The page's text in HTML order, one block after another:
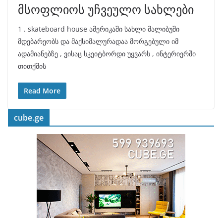
მსოფლიოს უჩვეულო სახლები
1 . skateboard house ამერიკაში სახლი მალიბუში
მდებარეობს და მაქსიმალურადაა მორგებული იმ
ადამიანებზე , ვისაც სკეიტბორდი უყვარს , ინტერიერში
თითქმის
Read More
cube.ge